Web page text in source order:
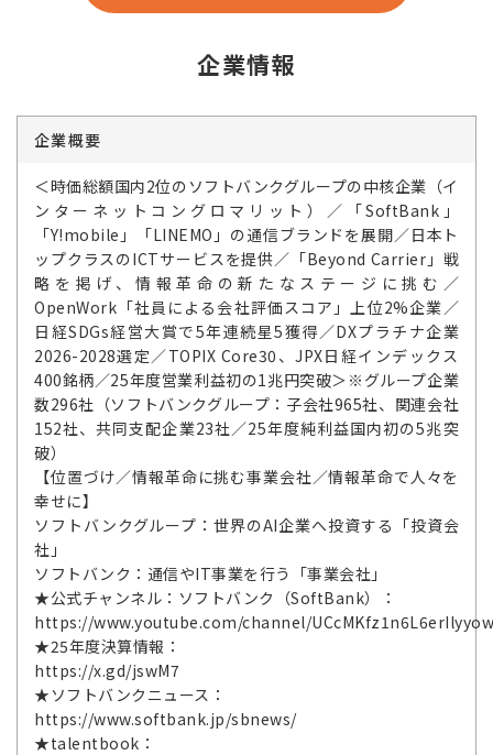
企業情報
企業概要
＜時価総額国内2位のソフトバンクグループの中核企業（イ
ンターネットコングロマリット）／「SoftBank」
「Y!mobile」「LINEMO」の通信ブランドを展開／日本ト
ップクラスのICTサービスを提供／「Beyond Carrier」戦
略を掲げ、情報革命の新たなステージに挑む／
OpenWork「社員による会社評価スコア」上位2%企業／
日経SDGs経営大賞で5年連続星5獲得／DXプラチナ企業
2026-2028選定／TOPIX Core30、JPX日経インデックス
400銘柄／25年度営業利益初の1兆円突破＞※グループ企業
数296社（ソフトバンクグループ：子会社965社、関連会社
152社、共同支配企業23社／25年度純利益国内初の5兆突
破）
【位置づけ／情報革命に挑む事業会社／情報革命で人々を
幸せに】
ソフトバンクグループ：世界のAI企業へ投資する「投資会
社」
ソフトバンク：通信やIT事業を行う「事業会社」
★公式チャンネル：ソフトバンク（SoftBank）：
https://www.youtube.com/channel/
★25年度決算情報：
https://x.gd/jswM7
★ソフトバンクニュース：
https://www.softbank.jp/sbnews/
★talentbook：